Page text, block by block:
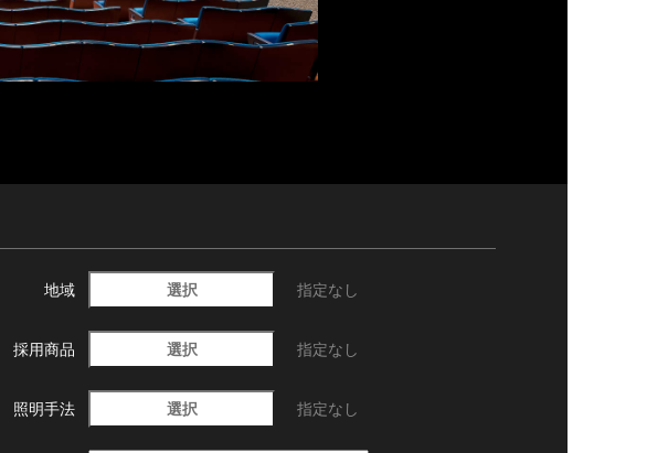
地域 選択 指定なし
採用商品 選択 指定なし
照明手法 選択 指定なし